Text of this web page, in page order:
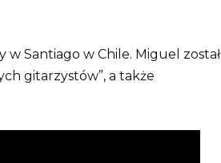
Santiago w Chile. Miguel został
gitarzystów”, a także